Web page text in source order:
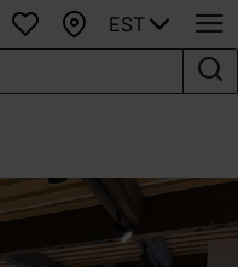
Lemmikud
Kaart
EST